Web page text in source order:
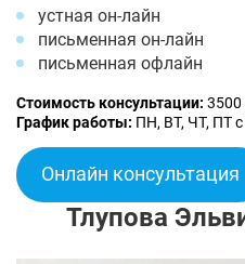
устная он-лайн
письменная он-лайн
письменная офлайн
Стоимость консультации: 3500
График работы: ПН, ВТ, ЧТ, ПТ
Онлайн консультация
Тлупова